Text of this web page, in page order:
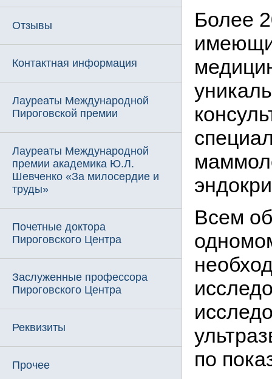
Отзывы
Контактная информация
Лауреаты Международной
Пироговской премии
Лауреаты Международной
премии академика Ю.Л.
Шевченко «За милосердие и
труды»
Почетные доктора
Пироговского Центра
Заслуженные профессора
Пироговского Центра
Реквизиты
Прочее
Более
Всем
по